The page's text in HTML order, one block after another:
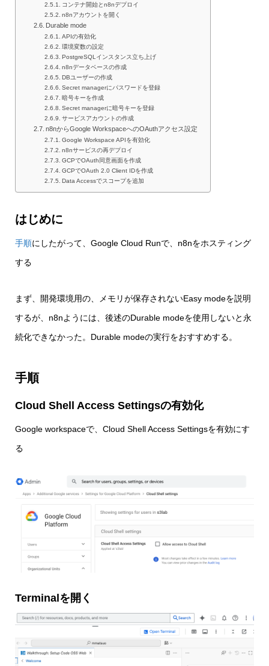
コンテナ開始とn8nデプロイ
n8nアカウントを開く
Durable mode
APIの有効化
環境変数の設定
PostgreSQLインスタンス立ち上げ
n8nデータベースの作成
DBユーザーの作成
Secret managerにパスワードを登録
暗号キーを作成
Secret managerに暗号キーを登録
サービスアカウントの作成
n8nからGoogle WorkspaceへのOAuthアクセス設定
Google Workspace APIを有効化
n8nサービスの再デプロイ
GCPでOAuth同意画面を作成
GCPでOAuth 2.0 Client IDを作成
Data Accessでスコープを追加
はじめに
手順にしたがって、Google Cloud Runで、n8nをホスティング
する
まず、開発環境用の、メモリが保存されないEasy modeを説明
するが、n8nようには、後述のDurable modeを使用しないと永
続化できなかった。Durable modeの実行をおすすめする。
手順
Cloud Shell Access Settingsの有効化
Google workspaceで、Cloud Shell Access Settingsを有効にす
る
Terminalを開く